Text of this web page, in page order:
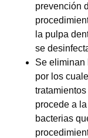
prevención
la pulpa
se
Se eliminan
por los
procede a
bacterias